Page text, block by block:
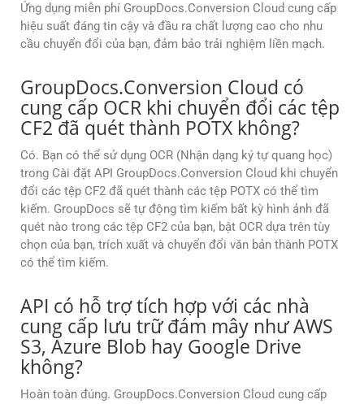
Ứng dụng miễn phí GroupDocs.Conversion Cloud cung cấp
hiệu suất đáng tin cậy và đầu ra chất lượng cao cho nhu
cầu chuyển đổi của bạn, đảm bảo trải nghiệm liền mạch.
GroupDocs.Conversion Cloud có
cung cấp OCR khi chuyển đổi các tệp
CF2 đã quét thành POTX không?
Có. Bạn có thể sử dụng OCR (Nhận dạng ký tự quang học)
trong Cài đặt API GroupDocs.Conversion Cloud khi chuyển
đổi các tệp CF2 đã quét thành các tệp POTX có thể tìm
kiếm. GroupDocs sẽ tự động tìm kiếm bất kỳ hình ảnh đã
quét nào trong các tệp CF2 của bạn, bật OCR dựa trên tùy
chọn của bạn, trích xuất và chuyển đổi văn bản thành POTX
có thể tìm kiếm.
API có hỗ trợ tích hợp với các nhà
cung cấp lưu trữ đám mây như AWS
S3, Azure Blob hay Google Drive
không?
Hoàn toàn đúng. GroupDocs.Conversion Cloud cung cấp